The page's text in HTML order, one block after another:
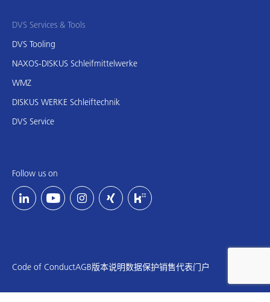
DVS Services & Tools
DVS Tooling
NAXOS-DISKUS Schleifmittelwerke
WMZ
DISKUS WERKE Schleiftechnik
DVS Service
Follow us on
Code of ConductAGB版本说明数据保护销售代表门户